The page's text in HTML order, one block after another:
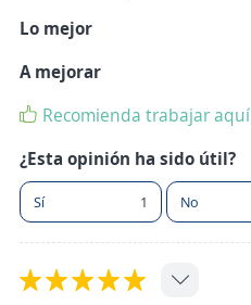
Lo mejor
A mejorar
Recomienda trabajar aquí
¿Esta opinión ha sido útil?
Sí 1 No